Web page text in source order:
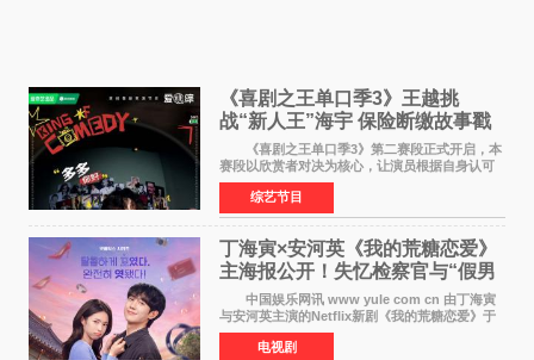
《喜剧之王单口季3》王越挑
战“新人王”海宇 保险断缴故事戳
中生活痛点
《喜剧之王单口季3》第二赛段正式开启，本
赛段以欣赏者对决为核心，让演员根据自身认可
选择对手，在作品碰撞中完成一次喜剧创作者之
间的交流。这里有实力相当的正面对抗，也有老
朋友、老对手之
综艺节目
丁海寅×安河英《我的荒糖恋爱》
主海报公开！失忆检察官与“假男
友”同居罗曼史来
中国娱乐网讯 www yule com cn 由丁海寅
与安河英主演的Netflix新剧《我的荒糖恋爱》于
近日公开主海报，正式进入开播倒计时。 海
报中，两人并肩站在充满怀旧气息的九津麦芽村
电视剧